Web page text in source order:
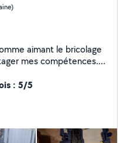
aimant le bricolage
mes compétences.
petite
montage de meubles .
: 5/5